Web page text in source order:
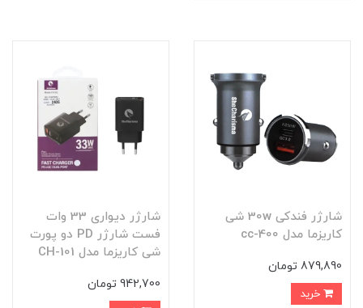
شارژر فندکی 30w شی
کاریزما مدل cc-400
879,890 تومان
شارژر دیواری 33 وات
فست شارژر PD دو پورت
شی کاریزما مدل CH-101
942,700 تومان